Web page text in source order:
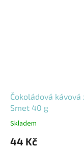
Čokoládová kávová
Smet 40 g
Skladem
44 Kč